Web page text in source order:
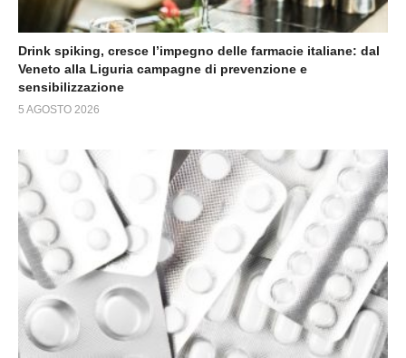
Drink spiking, cresce l’impegno delle farmacie italiane: dal
Veneto alla Liguria campagne di prevenzione e
sensibilizzazione
5 AGOSTO 2026